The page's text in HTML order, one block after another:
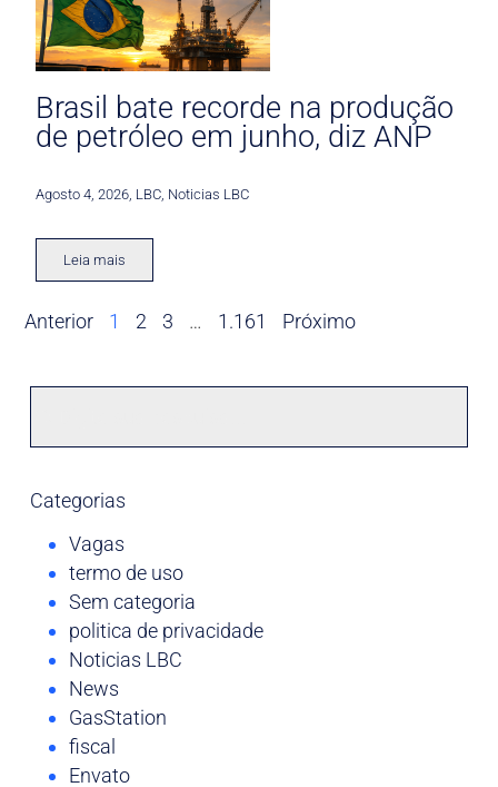
Brasil bate recorde na produção
de petróleo em junho, diz ANP
Agosto 4, 2026 LBC Noticias LBC
Leia mais
Anterior 1 2 3 … 1.161 Próximo
Categorias
Vagas
termo de uso
Sem categoria
politica de privacidade
Noticias LBC
News
GasStation
fiscal
Envato